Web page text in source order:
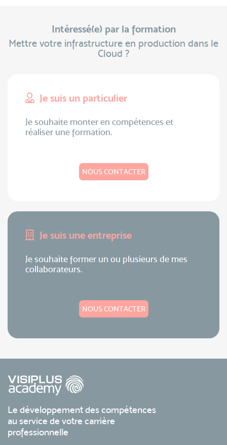
Intéressé(e) par la formation
Mettre votre infrastructure en production dans le
Cloud ?
Je suis un particulier
Je souhaite monter en compétences et
réaliser une formation.
NOUS CONTACTER
Je suis une entreprise
Je souhaite former un ou plusieurs de mes
collaborateurs.
NOUS CONTACTER
Le développement des compétences
au service de votre carrière
professionnelle